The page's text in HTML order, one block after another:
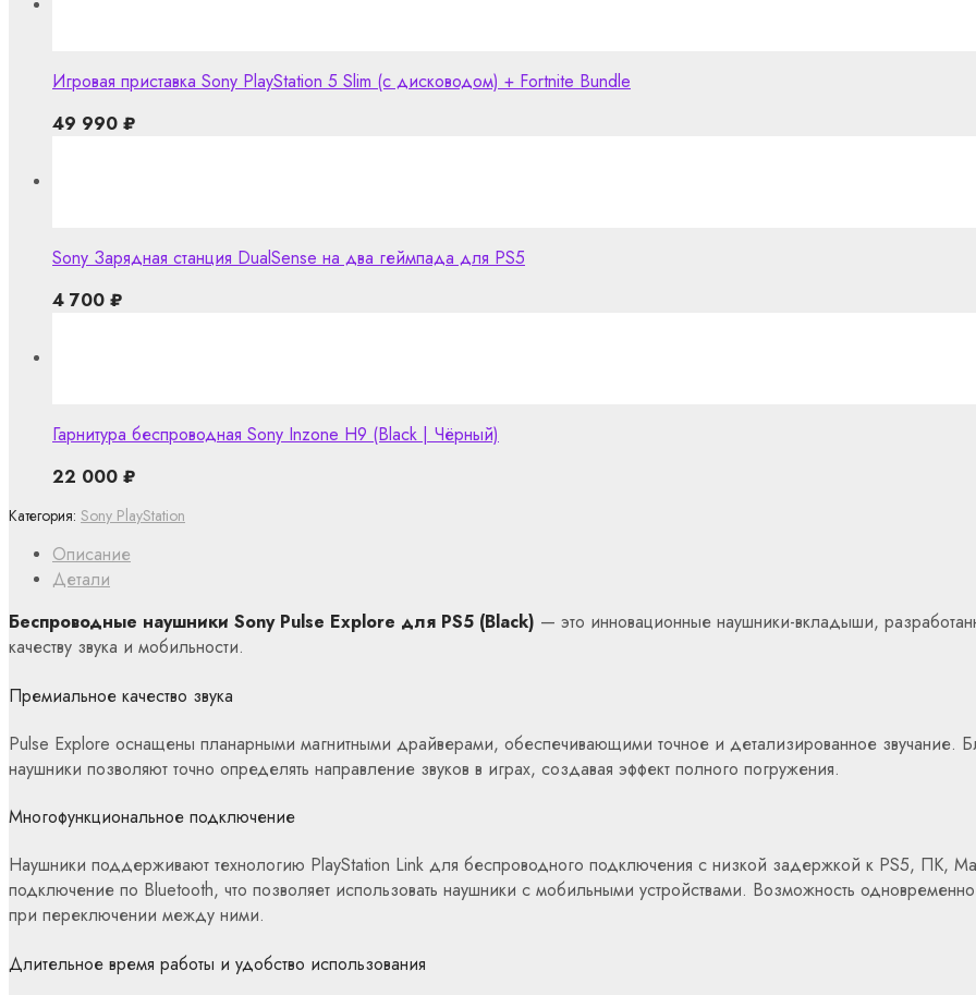
Описание
Детали
Беспроводные наушники Sony Pulse Explore для PS5 (Black) — это инновационные наушники-вкладыши,
качеству звука и мобильности.
Премиальное качество звука
Pulse Explore оснащены планарными магнитными драйверами, обеспечивающими точное и детализированное звучание.
наушники позволяют точно определять направление звуков в играх, создавая эффект полного погружения.
Многофункциональное подключение
Наушники поддерживают технологию PlayStation Link для беспроводного подключения с низкой задержкой к PS5, ПК,
подключение по Bluetooth, что позволяет использовать наушники с мобильными устройствами. Возможность
при переключении между ними.
Длительное время работы и удобство использования
Категория: Sony PlayStation
Игровая приставка Sony PlayStation 5 Slim (с дисководом) + Fortnite Bundle
49 990 ₽
Sony Зарядная станция DualSense на два геймпада для PS5
4 700 ₽
Гарнитура беспроводная Sony Inzone H9 (Black | Чёрный)
22 000 ₽